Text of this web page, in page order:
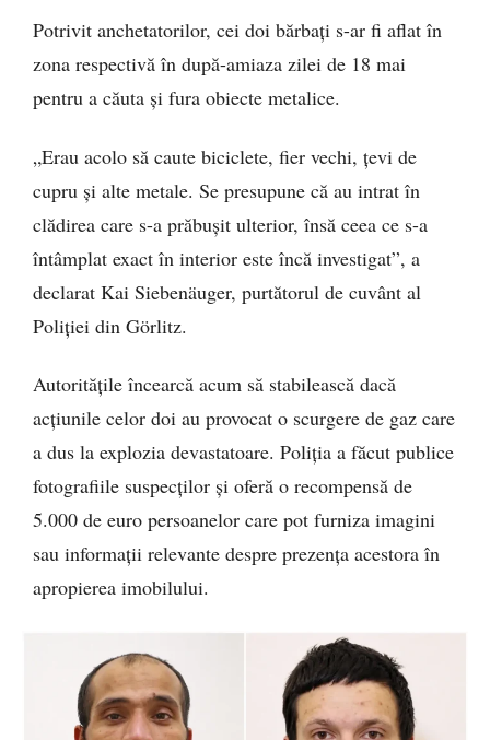
Potrivit anchetatorilor, cei doi bărbați s-ar fi aflat în
zona respectivă în după-amiaza zilei de 18 mai
pentru a căuta și fura obiecte metalice.
„Erau acolo să caute biciclete, fier vechi, țevi de
cupru și alte metale. Se presupune că au intrat în
clădirea care s-a prăbușit ulterior, însă ceea ce s-a
întâmplat exact în interior este încă investigat”, a
declarat Kai Siebenäuger, purtătorul de cuvânt al
Poliției din Görlitz.
Autoritățile încearcă acum să stabilească dacă
acțiunile celor doi au provocat o scurgere de gaz care
a dus la explozia devastatoare. Poliția a făcut publice
fotografiile suspecților și oferă o recompensă de
5.000 de euro persoanelor care pot furniza imagini
sau informații relevante despre prezența acestora în
apropierea imobilului.